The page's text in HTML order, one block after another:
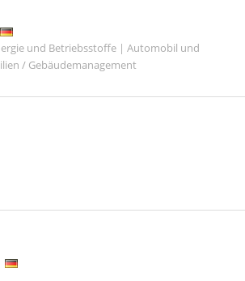
und Betriebsstoffe | Automobil und
/ Gebäudemanagement